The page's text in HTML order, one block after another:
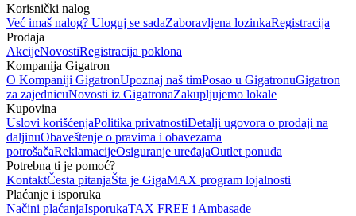
Korisnički nalog
Već imaš nalog? Uloguj se sadaZaboravljena lozinkaRegistracija
Prodaja
AkcijeNovostiRegistracija poklona
Kompanija Gigatron
O Kompaniji GigatronUpoznaj naš timPosao u GigatronuGigatron
za zajednicuNovosti iz GigatronaZakupljujemo lokale
Kupovina
Uslovi korišćenjaPolitika privatnostiDetalji ugovora o prodaji na
daljinuObaveštenje o pravima i obavezama
potrošačaReklamacijeOsiguranje uređajaOutlet ponuda
Potrebna ti je pomoć?
KontaktČesta pitanjaŠta je GigaMAX program lojalnosti
Plaćanje i isporuka
Načini plaćanjaIsporukaTAX FREE i Ambasade